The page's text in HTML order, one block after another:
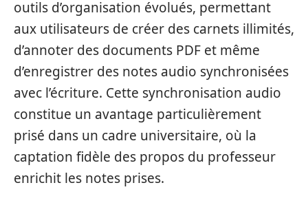
outils d’organisation évolués, permettant
aux utilisateurs de créer des carnets illimités,
d’annoter des documents PDF et même
d’enregistrer des notes audio synchronisées
avec l’écriture. Cette synchronisation audio
constitue un avantage particulièrement
prisé dans un cadre universitaire, où la
captation fidèle des propos du professeur
enrichit les notes prises.